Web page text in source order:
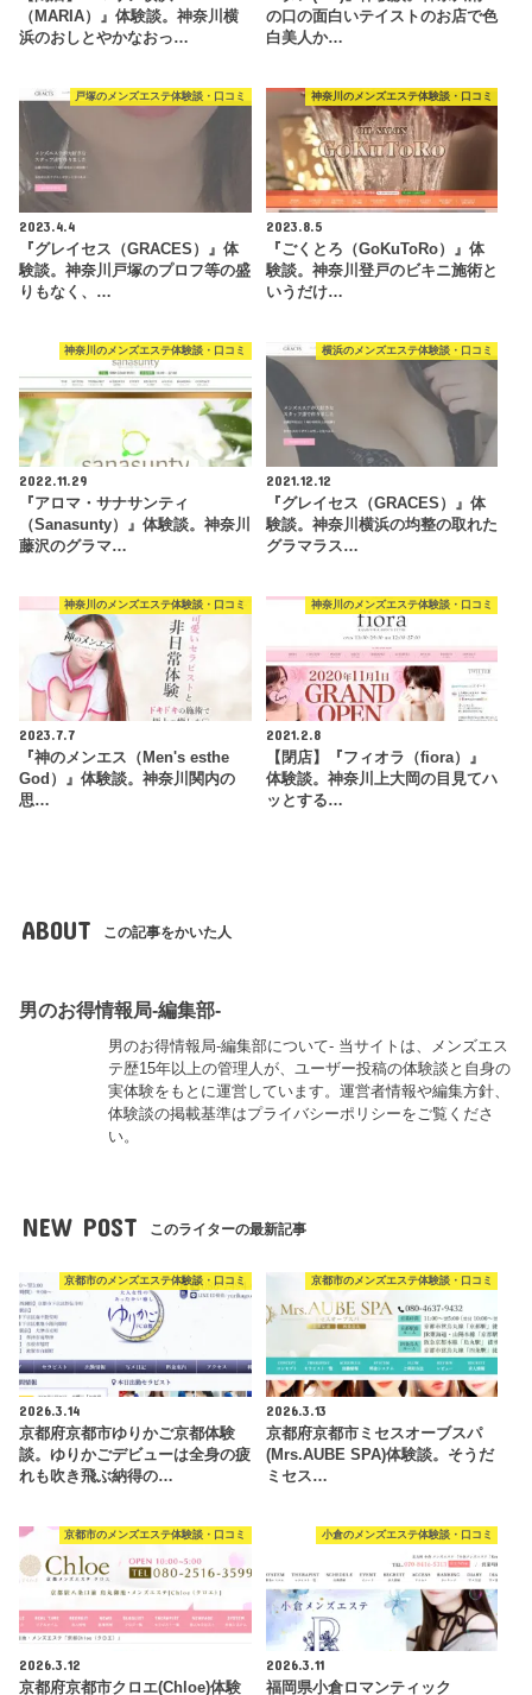
（MARIA）』体験談。神奈川横
浜のおしとやかなおっ…
の口の面白いテイストのお店で色
白美人か…
戸塚のメンズエステ体験談・口コミ
2023.4.4
『グレイセス（GRACES）』体
験談。神奈川戸塚のプロフ等の盛
りもなく、…
神奈川のメンズエステ体験談・口コミ
2023.8.5
『ごくとろ（GoKuToRo）』体
験談。神奈川登戸のビキニ施術と
いうだけ…
神奈川のメンズエステ体験談・口コミ
2022.11.29
『アロマ・サナサンティ
（Sanasunty）』体験談。神奈川
藤沢のグラマ…
横浜のメンズエステ体験談・口コミ
2021.12.12
『グレイセス（GRACES）』体
験談。神奈川横浜の均整の取れた
グラマラス…
神奈川のメンズエステ体験談・口コミ
2023.7.7
『神のメンエス（Men's esthe
God）』体験談。神奈川関内の
思…
神奈川のメンズエステ体験談・口コミ
2021.2.8
【閉店】『フィオラ（fiora）』
体験談。神奈川上大岡の目見てハ
ッとする…
ABOUT この記事をかいた人
男のお得情報局-編集部-
男のお得情報局-編集部について- 当サイトは、メンズエス
テ歴15年以上の管理人が、ユーザー投稿の体験談と自身の
実体験をもとに運営しています。運営者情報や編集方針、
体験談の掲載基準はプライバシーポリシーをご覧くださ
い。
NEW POST このライターの最新記事
京都市のメンズエステ体験談・口コミ
2026.3.14
京都府京都市ゆりかご京都体験
談。ゆりかごデビューは全身の疲
れも吹き飛ぶ納得の…
京都市のメンズエステ体験談・口コミ
2026.3.13
京都府京都市ミセスオーブスパ
(Mrs.AUBE SPA)体験談。そうだ
ミセス…
京都市のメンズエステ体験談・口コミ
2026.3.12
京都府京都市クロエ(Chloe)体験
小倉のメンズエステ体験談・口コミ
2026.3.11
福岡県小倉ロマンティック